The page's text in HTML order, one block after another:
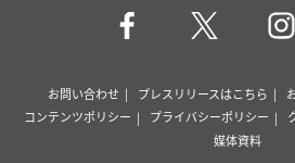
お問い合わせ プレスリリースはこちら
コンテンツポリシー
プライバシーポリシー
媒体資料